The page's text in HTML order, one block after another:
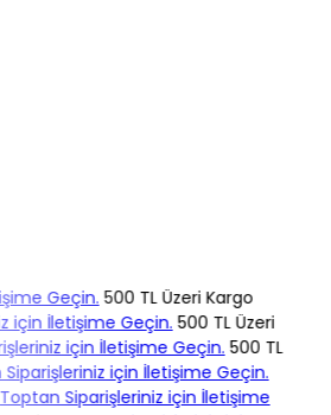
Geçin.500 TL Üzeri Kargo
için İletişime Geçin.500 TL Üzeri
için İletişime Geçin. 500 TL
için İletişime Geçin.
Siparişleriniz için İletişime